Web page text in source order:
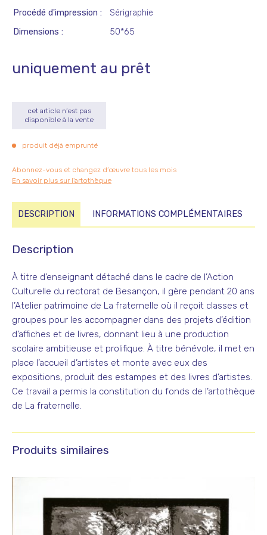
Procédé d'impression
Sérigraphie
Dimensions
50*65
uniquement au prêt
cet article n’est pas
disponible à la vente
produit déjà emprunté
Abonnez-vous et changez d’œuvre tous les mois
En savoir plus sur l'artothèque
DESCRIPTION INFORMATIONS COMPLÉMENTAIRES
Description
À titre d’enseignant détaché dans le cadre de l’Action
Culturelle du rectorat de Besançon, il gère pendant 20 ans
l’Atelier patrimoine de La fraternelle où il reçoit classes et
groupes pour les accompagner dans des projets d’édition
d’affiches et de livres, donnant lieu à une production
scolaire ambitieuse et prolifique. À titre bénévole, il met en
place l’accueil d’artistes et monte avec eux des
expositions, produit des estampes et des livres d’artistes.
Ce travail a permis la constitution du fonds de l’artothèque
de La fraternelle.
Produits similaires